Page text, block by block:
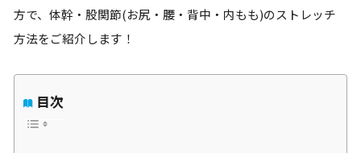
方で、体幹・股関節(お尻・腰・背中・内もも)のストレッチ
方法をご紹介します！
目次